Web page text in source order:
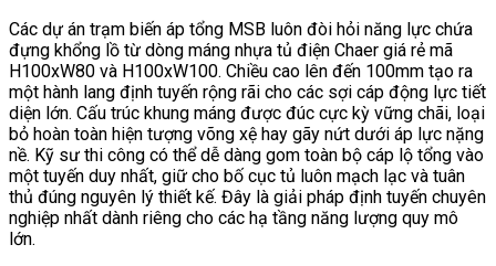
Các dự án trạm biến áp tổng MSB luôn đòi hỏi năng lực chứa
đựng khổng lồ từ dòng máng nhựa tủ điện Chaer giá rẻ mã
H100xW80 và H100xW100. Chiều cao lên đến 100mm tạo ra
một hành lang định tuyến rộng rãi cho các sợi cáp động lực tiết
diện lớn. Cấu trúc khung máng được đúc cực kỳ vững chãi, loại
bỏ hoàn toàn hiện tượng võng xệ hay gãy nứt dưới áp lực nặng
nề. Kỹ sư thi công có thể dễ dàng gom toàn bộ cáp lộ tổng vào
một tuyến duy nhất, giữ cho bố cục tủ luôn mạch lạc và tuân
thủ đúng nguyên lý thiết kế. Đây là giải pháp định tuyến chuyên
nghiệp nhất dành riêng cho các hạ tầng năng lượng quy mô
lớn.